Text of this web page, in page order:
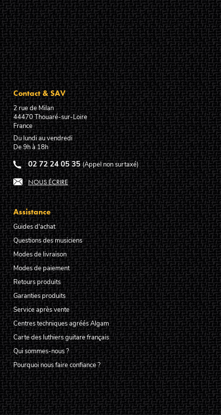
Contact & SAV
2 rue de Milan
44470Thouaré-sur-Loire
France
Du lundi au vendredi
De 9h à 18h
02 72 24 05 35 (Appel non surtaxé)
NOUS ÉCRIRE
Assistance
Guides d'achat
Questions des musiciens
Modes de livraison
Modes de paiement
Retours produits
Garanties produits
Service après vente
Centres techniques agréés Algam
Carte des luthiers guitare français
Qui sommes-nous ?
Pourquoi nous faire confiance ?